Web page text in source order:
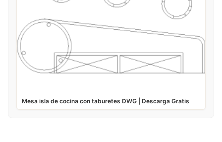
Mesa isla de cocina con taburetes DWG | Descarga Gratis